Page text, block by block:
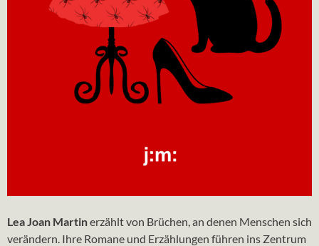
Lea Joan Martinerzählt von Brüchen, an denen Menschen sich
verändern. Ihre Romane und Erzählungen führen ins Zentrum